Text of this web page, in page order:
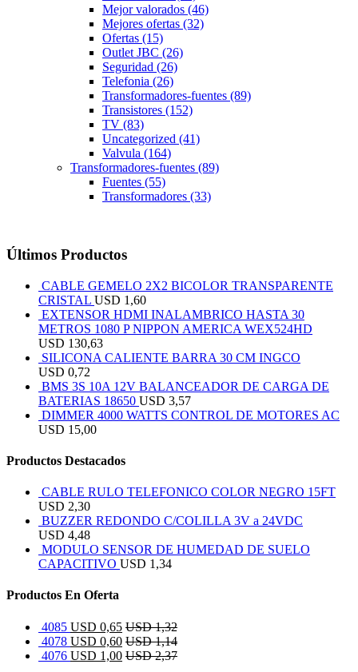
Mejor valorados (46)
Mejores ofertas (32)
Ofertas (15)
Outlet JBC (26)
Seguridad (26)
Telefonia (26)
Transformadores-fuentes (89)
Transistores (152)
TV (83)
Uncategorized (41)
Valvula (164)
Transformadores-fuentes (89)
Fuentes (55)
Transformadores (33)
Últimos Productos
CABLE GEMELO 2X2 BICOLOR TRANSPARENTE
CRISTAL USD 1,60
EXTENSOR HDMI INALAMBRICO HASTA 30
METROS 1080 P NIPPON AMERICA WEX524HD
USD 130,63
SILICONA CALIENTE BARRA 30 CM INGCO
USD 0,72
BMS 3S 10A 12V BALANCEADOR DE CARGA DE
BATERIAS 18650 USD 3,57
DIMMER 4000 WATTS CONTROL DE MOTORES AC
USD 15,00
Productos Destacados
CABLE RULO TELEFONICO COLOR NEGRO 15FT
USD 2,30
BUZZER REDONDO C/COLILLA 3V a 24VDC
USD 4,48
MODULO SENSOR DE HUMEDAD DE SUELO
CAPACITIVO USD 1,34
Productos En Oferta
4085 USD 0,65 USD1,32
4078 USD 0,60 USD1,14
4076 USD 1,00 USD2,37